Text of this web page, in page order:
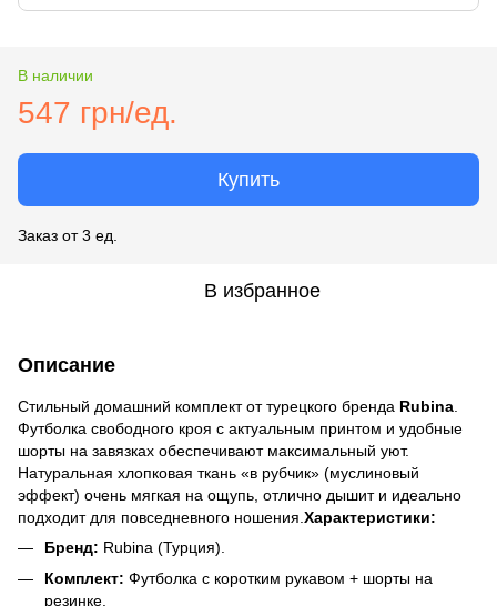
В наличии
547 грн/ед.
Купить
Заказ от 3 ед.
В избранное
Описание
Стильный домашний комплект от турецкого бренда Rubina
Футболка свободного кроя с актуальным принтом и удобные
шорты на завязках обеспечивают максимальный уют.
Натуральная хлопковая ткань «в рубчик» (муслиновый
эффект) очень мягкая на ощупь, отлично дышит и идеально
подходит для повседневного ношения. Характеристики:
Бренд: Rubina (Турция).
Комплект: Футболка с коротким рукавом + шорты на
резинке.